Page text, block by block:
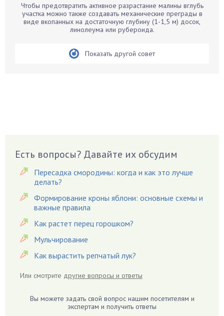
Белые грибы
Бирючина
Вишня
Вредители
Гардения
Гацания
Гвоздики
Георгины
Герань
Гиацинт
Гиппеаструм
Чтобы предотвратить активное разрастание малины вглубь
участка можно также создавать механические преграды в
виде вкопанных на достаточную глубину (1-1,5 м) досок,
линолеума или рубероида.
Показать другой совет
Есть вопросы? Давайте их обсудим
Пересадка смородины: когда и как это лучше
делать?
Формирование кроны яблони: основные схемы и
важные правила
Как растет перец горошком?
Мульчирование
Как вырастить репчатый лук?
Или смотрите другие вопросы и ответы
Вы можете задать свой вопрос нашим посетителям и
экспертам и получить ответы